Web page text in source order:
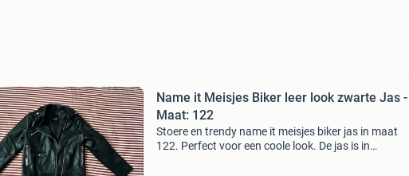
Name it Meisjes Biker leer look zwarte Jas -
Maat: 122
Stoere en trendy name it meisjes biker jas in maat
122. Perfect voor een coole look. De jas is in